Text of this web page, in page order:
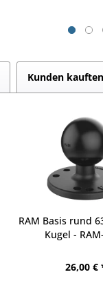
Kunden
RAM Basis rund
Kugel -
26,00 €